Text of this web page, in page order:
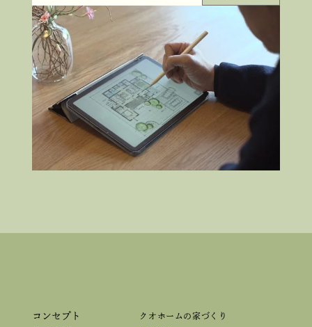
コンセプト
クオホームの家づくり